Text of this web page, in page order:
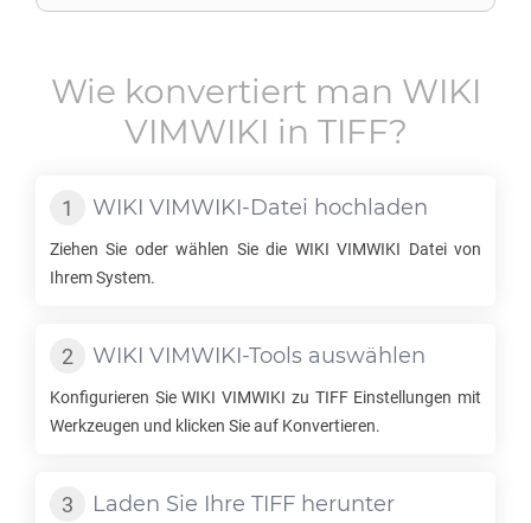
Wie konvertiert man WIKI
VIMWIKI in TIFF?
WIKI VIMWIKI-Datei hochladen
Ziehen Sie oder wählen Sie die WIKI VIMWIKI Datei von
Ihrem System.
WIKI VIMWIKI-Tools auswählen
Konfigurieren SieWIKI VIMWIKI zu TIFFEinstellungen mit
Werkzeugen und klicken Sie auf Konvertieren.
Laden Sie Ihre TIFF herunter